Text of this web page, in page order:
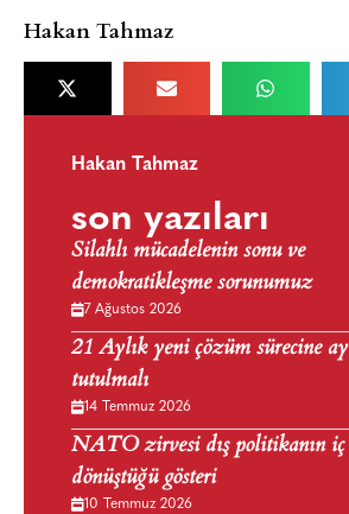
Hakan Tahmaz
Hakan Tahmaz
son yazıları
Silahlı mücadelenin sonu ve
demokratikleşme sorunumuz
7 Ağustos 2026
21 Aylık yeni çözüm sürecine
tutulmalı
14 Temmuz 2026
NATO zirvesi dış politikanın iç
dönüştüğü gösteri
10 Temmuz 2026